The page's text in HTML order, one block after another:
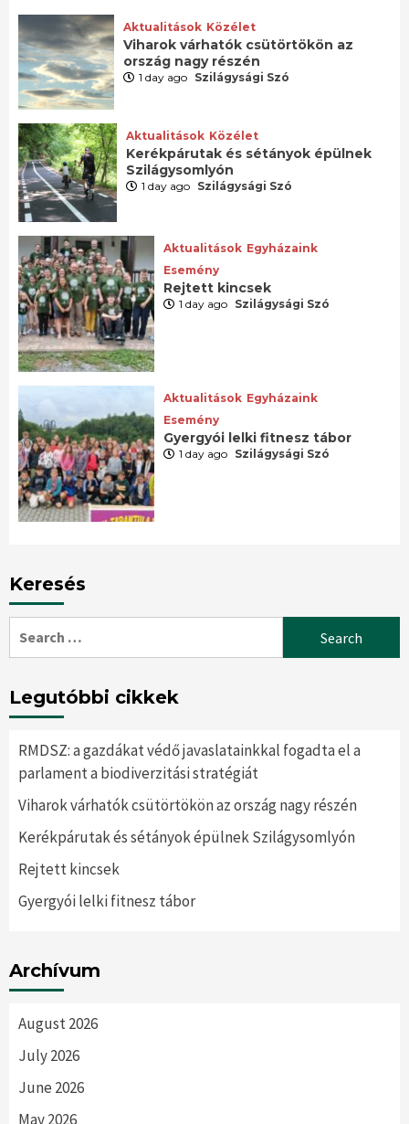
Aktualitások Közélet
Viharok várhatók csütörtökön az
ország nagy részén
1 day ago Szilágysági Szó
Aktualitások Közélet
Kerékpárutak és sétányok épülnek
Szilágysomlyón
1 day ago Szilágysági Szó
Aktualitások Egyházaink
Esemény
Rejtett kincsek
1 day ago Szilágysági Szó
Aktualitások Egyházaink
Esemény
Gyergyói lelki fitnesz tábor
1 day ago Szilágysági Szó
Keresés
Legutóbbi cikkek
RMDSZ: a gazdákat védő javaslatainkkal fogadta el a
parlament a biodiverzitási stratégiát
Viharok várhatók csütörtökön az ország nagy részén
Kerékpárutak és sétányok épülnek Szilágysomlyón
Rejtett kincsek
Gyergyói lelki fitnesz tábor
Archívum
August 2026
July 2026
June 2026
May 2026